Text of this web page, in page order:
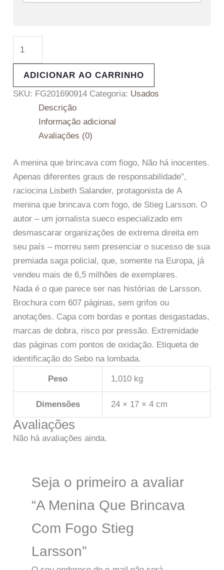
ADICIONAR AO CARRINHO
SKU: FG201690914 Categoria: Usados
Descrição
Informação adicional
Avaliações (0)
A menina que brincava com fiogo, Não há inocentes.
Apenas diferentes graus de responsabilidade”,
raciocina Lisbeth Salander, protagonista de A
menina que brincava com fogo, de Stieg Larsson. O
autor – um jornalista sueco especializado em
desmascarar organizações de extrema direita em
seu país – morreu sem presenciar o sucesso de sua
premiada saga policial, que, somente na Europa, já
vendeu mais de 6,5 milhões de exemplares.
Nada é o que parece ser nas histórias de Larsson.
Brochura com 607 páginas, sem grifos ou
anotações. Capa com bordas e pontas desgastadas,
marcas de dobra, risco por pressão. Extremidade
das páginas com pontos de oxidação. Etiqueta de
identificação do Sebo na lombada.
Peso 1,010 kg
Dimensões 24 × 17 × 4 cm
Avaliações
Não há avaliações ainda.
Seja o primeiro a avaliar
“A Menina Que Brincava
Com Fogo Stieg
Larsson”